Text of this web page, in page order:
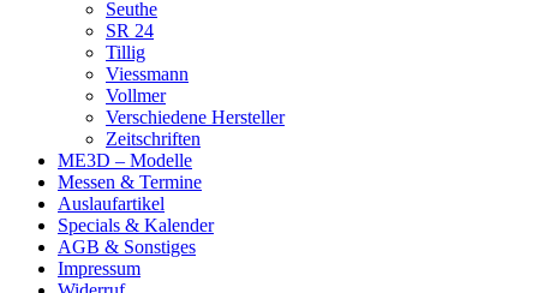
Seuthe
SR 24
Tillig
Viessmann
Vollmer
Verschiedene Hersteller
Zeitschriften
ME3D – Modelle
Messen & Termine
Auslaufartikel
Specials & Kalender
AGB & Sonstiges
Impressum